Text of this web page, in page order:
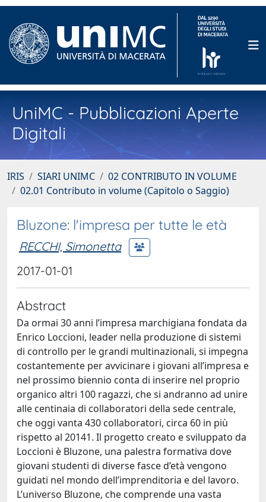
UniMC - Pubblicazioni Aperte
Digitali
IRIS SIARI UNIMC
02 CONTRIBUTO IN VOLUME
02.01 Contributo in volume (Capitolo o Saggio)
Bluzone: l'impresa per tutte le età
RECCHI, Simonetta
2017-01-01
Abstract
Da ormai 30 anni l’impresa marchigiana fondata da
Enrico Loccioni, leader nella produzione di sistemi
di controllo per le grandi multinazionali, si impegna
costantemente per avvicinare i giovani all’impresa e
nel prossimo biennio conta di inserire nel proprio
organico altri 100 ragazzi, che si andranno ad unire
alle centinaia di collaboratori della sede centrale,
che oggi vanta 430 collaboratori, circa 60 in più
rispetto al 20141. Il progetto creato e sviluppato da
Loccioni è Bluzone, una palestra formativa dove
giovani studenti di diverse fasce d’età vengono
guidati nel mondo dell’imprenditoria e del lavoro.
L’universo Bluzone, che comprende una vasta